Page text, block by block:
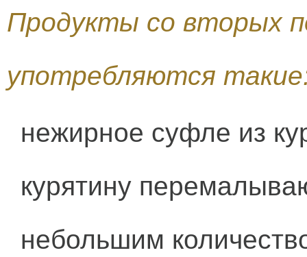
Продукты со вторых
употребляются
нежирное суфле из
курятину
небольшим